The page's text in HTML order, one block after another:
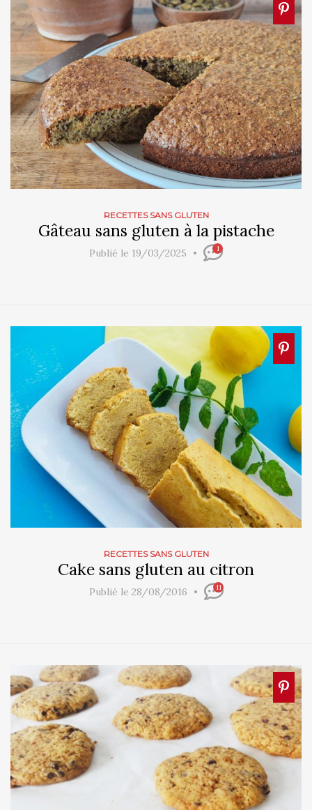
RECETTES SANS GLUTEN
Gâteau sans gluten à la pistache
Publié le 19/03/2025 1
RECETTES SANS GLUTEN
Cake sans gluten au citron
Publié le 28/08/2016 11